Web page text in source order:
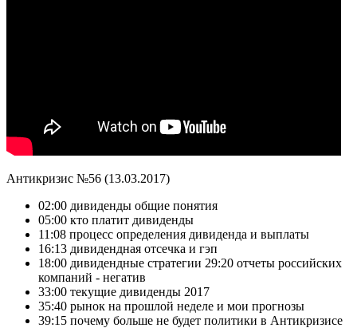
Антикризис №56 (13.03.2017)
02:00 дивиденды общие понятия
05:00 кто платит дивиденды
11:08 процесс определения дивиденда и выплаты
16:13 дивидендная отсечка и гэп
18:00 дивидендные стратегии 29:20 отчеты российских
компаний - негатив
33:00 текущие дивиденды 2017
35:40 рынок на прошлой неделе и мои прогнозы
39:15 почему больше не будет политики в Антикризисе